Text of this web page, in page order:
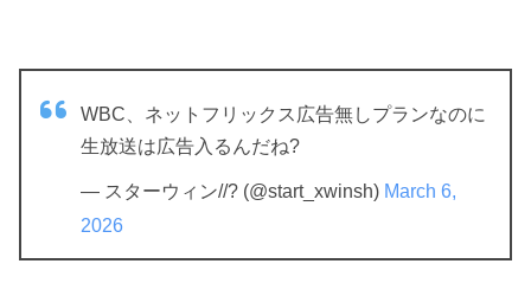
WBC、ネットフリックス広告無しプランなのに
生放送は広告入るんだね?
— スターウィン//? (@start_xwinsh) March 6,
2026